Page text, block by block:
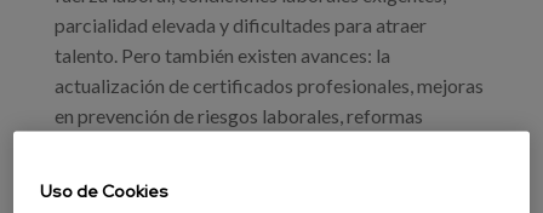
parcialidad elevada y dificultades para atraer
talento. Pero también existen avances: la
actualización de certificados profesionales, mejoras
en prevención de riesgos laborales, reformas
Uso de Cookies